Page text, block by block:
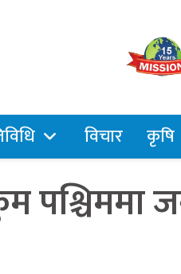
विचार कृषि
पश्चिममा